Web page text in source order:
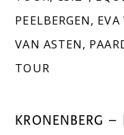
PEELBERGEN,
VAN ASTEN,
TOUR
KRONENBERG